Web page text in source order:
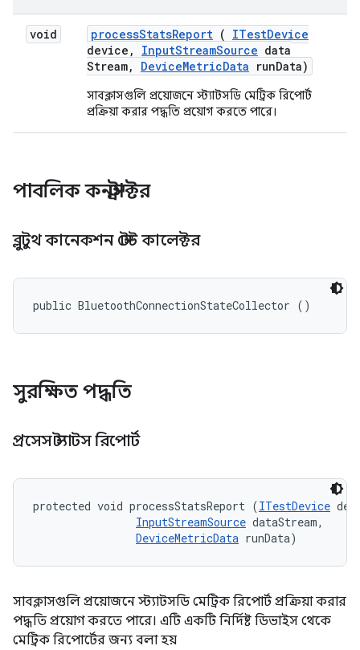
void processStatsReport ( ITestDevice
device , InputStreamSource data
Stream, DeviceMetricData runData)
সাবক্লাসগুলি প্রয়োজনে স্ট্যাটসডি মেট্রিক রিপোর্ট
প্রক্রিয়া করার পদ্ধতি প্রয়োগ করতে পারে।
পাবলিক কনস্ট্রাক্টর
ব্লুটুথ কানেকশন স্টেট কালেক্টর
public BluetoothConnectionStateCollector ()
সুরক্ষিত পদ্ধতি
প্রসেস স্ট্যাটস রিপোর্ট
protected void processStatsReport (ITestDevice
InputStreamSource dataStream,
DeviceMetricData runData)
সাবক্লাসগুলি প্রয়োজনে স্ট্যাটসডি মেট্রিক রিপোর্ট প্রক্রিয়া করার
পদ্ধতি প্রয়োগ করতে পারে। এটি একটি নির্দিষ্ট ডিভাইস থেকে
মেট্রিক রিপোর্টের জন্য বলা হয়